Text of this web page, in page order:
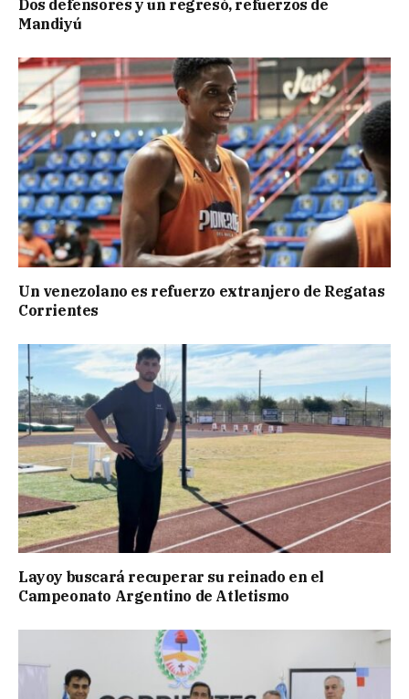
Dos defensores y un regresó, refuerzos de
Mandiyú
Un venezolano es refuerzo extranjero de Regatas
Corrientes
Layoy buscará recuperar su reinado en el
Campeonato Argentino de Atletismo